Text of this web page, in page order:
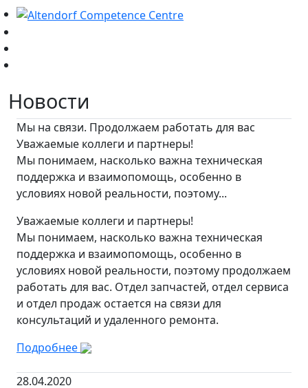
Новости
Мы на связи. Продолжаем работать для вас
Уважаемые коллеги и партнеры!
Мы понимаем, насколько важна техническая
поддержка и взаимопомощь, особенно в
условиях новой реальности, поэтому...
Уважаемые коллеги и партнеры!
Мы понимаем, насколько важна техническая
поддержка и взаимопомощь, особенно в
условиях новой реальности, поэтому продолжаем
работать для вас. Отдел запчастей, отдел сервиса
и отдел продаж остается на связи для
консультаций и удаленного ремонта.
Подробнее
28.04.2020